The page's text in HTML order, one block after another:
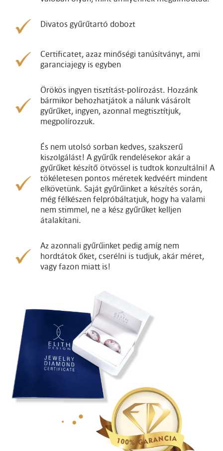
Divatos gyűrűtartó dobozt
Certificatet, azaz minőségi tanúsítványt, ami
garanciajegy is egyben
Örökös ingyen tisztítást-polírozást. Hozzánk
bármikor behozhatjátok a nálunk vásárolt
gyűrűket, ingyen, azonnal megtisztítjuk,
megpolírozzuk.
És nem utolsó sorban kedves, szakszerű
kiszolgálást! A gyűrűk rendelésekor akár a
gyűrűket készítő ötvössel is tudtok konzultálni! A
tökéletesen pontos méretek kedvéért mindent
elkövetünk. Saját gyűrűinket a készítés során,
még félkészen felpróbáltatjuk, hogy ha valami
nem stimmel, ne a kész gyűrűket kelljen
átalakítani.
Az azonnali gyűrűinket pedig amíg nem
hordtátok őket, cserélni is tudjuk, akár méret,
vagy fazon miatt is!